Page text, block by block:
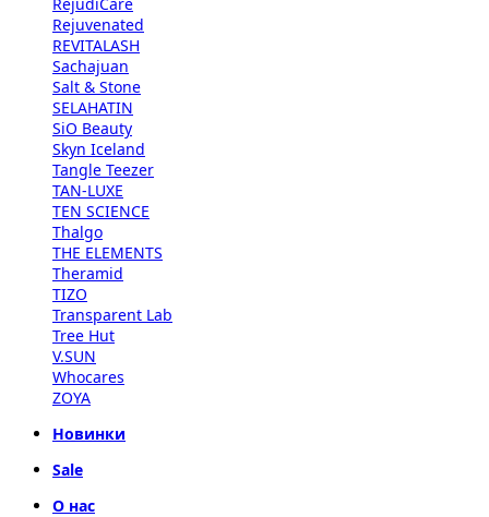
Rejuvenated
REVITALASH
Sachajuan
Salt & Stone
SELAHATIN
SiO Beauty
Skyn Iceland
Tangle Teezer
TAN-LUXE
TEN SCIENCE
Thalgo
THE ELEMENTS
Theramid
TIZO
Transparent Lab
Tree Hut
V.SUN
Whocares
ZOYA
Новинки
Sale
О нас